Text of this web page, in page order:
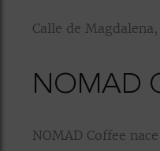
Calle de
NOMAD
NOMAD Coffee